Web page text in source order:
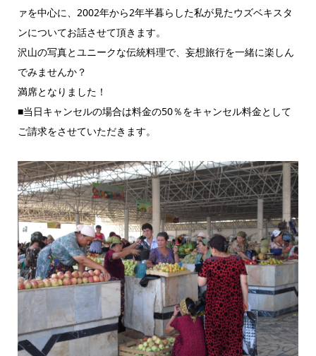
ァを中心に、2002年から2年半暮らした私が見たウズベキスタ
ンについてお話させて頂きます。
沢山の写真とユニークな伝統料理で、妄想旅行を一緒に楽しん
でみませんか？
満席となりました！
■当日キャンセルの場合は料金の50％をキャンセル料金として
ご請求をさせていただきます。